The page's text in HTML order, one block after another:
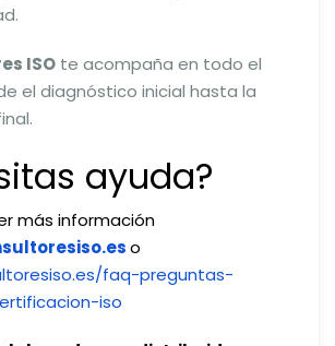
ISO te acompaña en todo el
el diagnóstico inicial hasta la
ayuda?
más información
o
faq-preguntas-
iso